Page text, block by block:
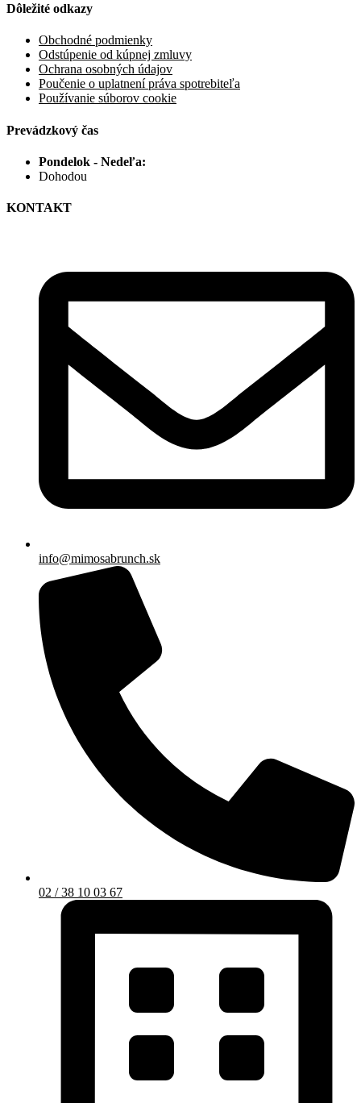
Dôležité odkazy
Obchodné podmienky
Odstúpenie od kúpnej zmluvy
Ochrana osobných údajov
Poučenie o uplatnení práva spotrebiteľa
Používanie súborov cookie
Prevádzkový čas
Pondelok - Nedeľa:
Dohodou
KONTAKT
info@mimosabrunch.sk
02 / 38 10 03 67